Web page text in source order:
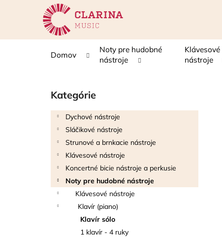
Domov
Noty pre hudobné
nástroje
Klávesové
nástroje
Preskočiť
kategórie
Kategórie
Dychové nástroje
Sláčikové nástroje
Strunové a brnkacie nástroje
Klávesové nástroje
Koncertné bicie nástroje a perkusie
Noty pre hudobné nástroje
Klávesové nástroje
Klavír (piano)
Klavír sólo
1 klavír - 4 ruky
í
Späť
do
Späť
do
THOMANN FLOW-BALL